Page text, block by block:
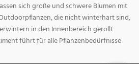
sich große und schwere Blumen mit
die nicht winterhart sind,
in den Innenbereich gerollt
führt für alle Pflanzenbedürfnisse